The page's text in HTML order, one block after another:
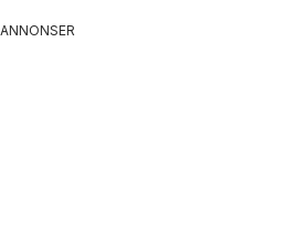
ANNONSER